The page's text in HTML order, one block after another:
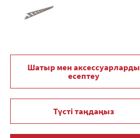
Шатыр мен аксессуарларды
есептеу
Түсті таңдаңыз